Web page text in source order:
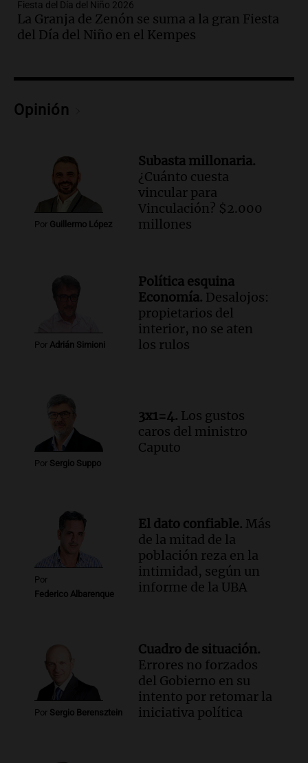
Audio.Gabriela Irrazábal: “Un 35,5% de
la población del país fue a templos a
Episodios
Audio.
sobre la muerte del kitesurfista en
Episodios
Audio.
José Roccuzzo, cortes de carne y
compras de Antonella: bromas en
Rosario.
compras de Antonella: bromas en
Rosario.
Viva la Radio Rosario
Episodios
Audio.Luciano Cáceres llega a Córdoba a
Amamos Argentina
Episodios
Fiesta del Día del Niño 2026
La Granja de Zenón se suma a la gran Fiesta
del Día del Niño en el Kempes
Opinión
Por Guillermo López
Subasta millonaria.
¿Cuánto cuesta
vincular para
Vinculación? $2.000
millones
Por Adrián Simioni
Política esquina
Economía. Desalojos:
propietarios del
interior, no se aten
los rulos
Por Sergio Suppo
3x1=4. Los gustos
caros del ministro
Caputo
Por
Federico Albarenque
El dato confiable. Más
de la mitad de la
población reza en la
intimidad, según un
informe de la UBA
Por Sergio Berensztein
Cuadro de situación.
Errores no forzados
del Gobierno en su
intento por retomar la
iniciativa política